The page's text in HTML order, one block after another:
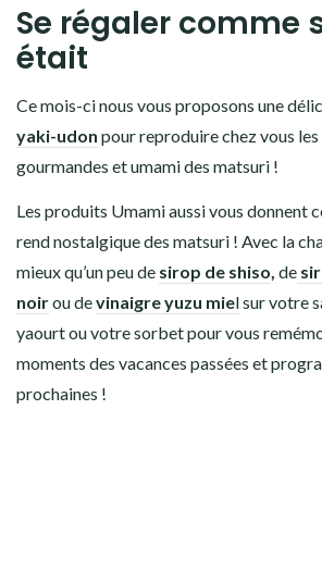
Se régaler comme
était
Ce mois-ci nous vous proposons une
yaki-udon pour reproduire chez vous les
gourmandes et umami des matsuri !
Les produits Umami aussi vous donnent
rend nostalgique des matsuri ! Avec la
mieux qu’un peu de sirop de shiso de
noirou devinaigre yuzu mielsur votre
yaourt ou votre sorbet pour vous
moments des vacances passées et
prochaines !